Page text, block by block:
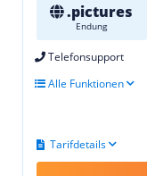
.pictures
Endung
Telefonsupport
Alle Funktionen
Tarifdetails